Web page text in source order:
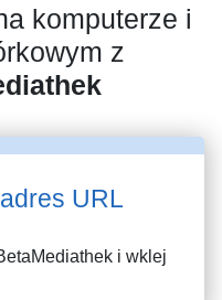
komputerze i
z
URL
i wklej